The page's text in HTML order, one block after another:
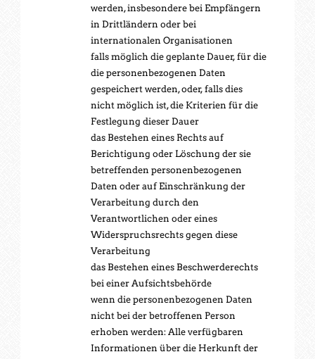
werden, insbesondere bei Empfängern
in Drittländern oder bei
internationalen Organisationen
falls möglich die geplante Dauer, für die
die personenbezogenen Daten
gespeichert werden, oder, falls dies
nicht möglich ist, die Kriterien für die
Festlegung dieser Dauer
das Bestehen eines Rechts auf
Berichtigung oder Löschung der sie
betreffenden personenbezogenen
Daten oder auf Einschränkung der
Verarbeitung durch den
Verantwortlichen oder eines
Widerspruchsrechts gegen diese
Verarbeitung
das Bestehen eines Beschwerderechts
bei einer Aufsichtsbehörde
wenn die personenbezogenen Daten
nicht bei der betroffenen Person
erhoben werden: Alle verfügbaren
Informationen über die Herkunft der